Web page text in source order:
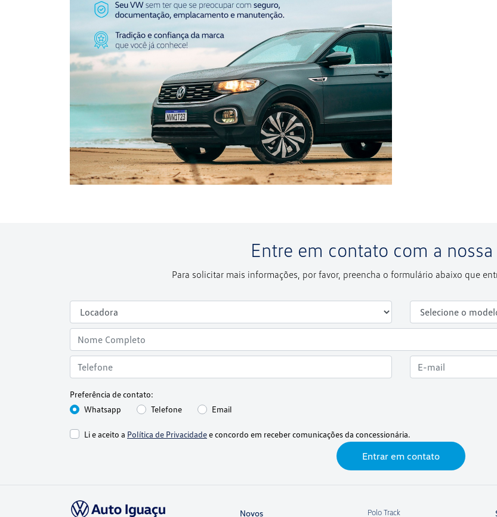
Entre em contato com a
Para solicitar mais informações, por favor, preencha o formulário abaixo que
Preferência de contato:
Whatsapp
Telefone Email
Li e aceito a Política de Privacidadee concordo em receber comunicações da concessionária.
Entrar em contato
Novos Polo Track